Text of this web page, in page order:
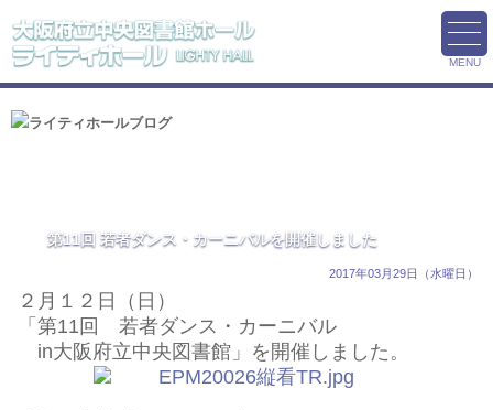
MENU
第11回 若者ダンス・カーニバルを開催しました
2017年03月29日（水曜日）
２月１２日（日）
「第11回 若者ダンス・カーニバル
in大阪府立中央図書館」を 開催しました。